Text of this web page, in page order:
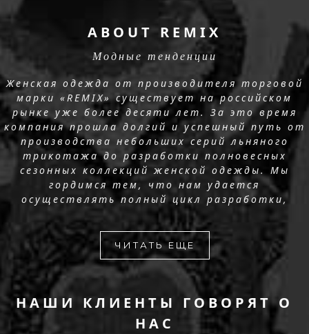
ABOUT REMIX
Модные тенденции
Женская одежда от производителя торговой
марки «REMIX» существует на российском
рынке уже более десяти лет. За это время
компания прошла долгий и успешный путь от
производства небольших серий льняного
трикотажа до разработки полновесных
сезонных коллекций женской одежды. Мы
гордимся тем, что нам удается
осуществлять полный цикл разработки,
ЧИТАТЬ ЕЩЕ
НАШИ КЛИЕНТЫ ГОВОРЯТ О
НАС